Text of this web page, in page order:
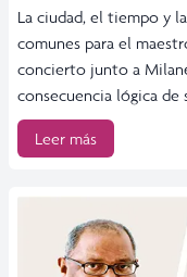
La ciudad, el tiempo y
comunes para el
concierto junto a
consecuencia lógica
Leer más